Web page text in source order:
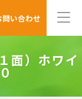
問い合わせ
面）ホワイ